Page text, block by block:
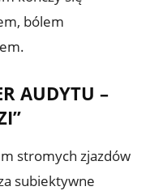
bólem
AUDYTU –
stromych zjazdów
subiektywne